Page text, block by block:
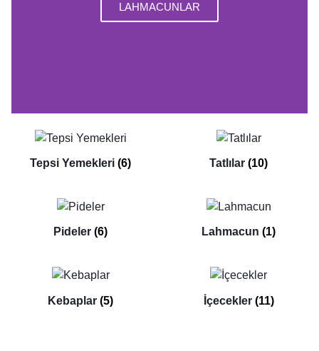
LAHMACUNLAR
Tepsi Yemekleri (6) Tatlılar (10)
Pideler (6) Lahmacun (1)
Kebaplar (5) İçecekler (11)